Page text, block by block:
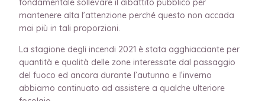
fondamentale sollevare il dibattito pubblico per
mantenere alta l’attenzione perché questo non accada
mai più in tali proporzioni.
La stagione degli incendi 2021 è stata agghiacciante per
quantità e qualità delle zone interessate dal passaggio
del fuoco ed ancora durante l’autunno e l’inverno
abbiamo continuato ad assistere a qualche ulteriore